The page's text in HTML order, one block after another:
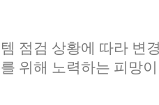
점검 상황에 따라 변
위해 노력하는 피망